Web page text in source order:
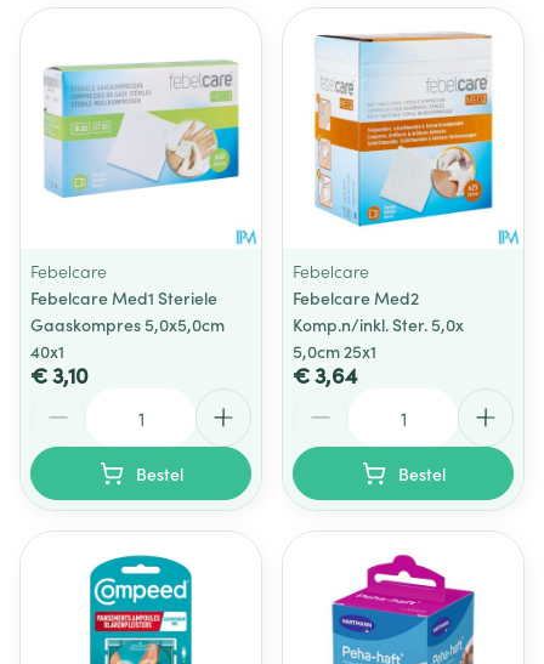
Febelcare
Febelcare Med1 Steriele
Gaaskompres 5,0x5,0cm
40x1
€ 3,10
Bestel
Febelcare
Febelcare Med2
Komp.n/inkl. Ster. 5,0x
5,0cm 25x1
€ 3,64
Bestel